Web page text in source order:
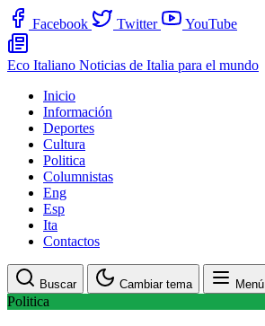
Facebook Twitter YouTube
Eco Italiano Noticias de Italia para el mundo
Inicio
Información
Deportes
Cultura
Politica
Columnistas
Eng
Esp
Ita
Contactos
Buscar Cambiar tema Menú
Politica